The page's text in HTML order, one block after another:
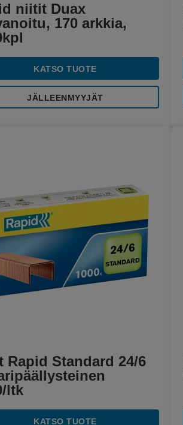
niitit Duax
170 arkkia,
KATSO TUOTE
JÄLLEENMYYJÄT
Rapid Standard 24/6
ltk
KATSO TUOTE